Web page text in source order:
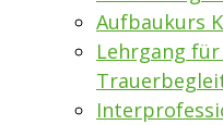
Aufbaukurs
Lehrgang